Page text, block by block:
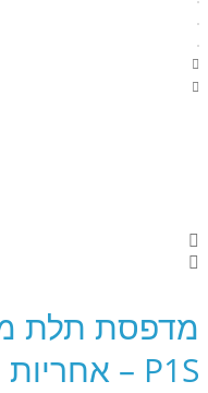
P1S – אחריות יבואן רשמי